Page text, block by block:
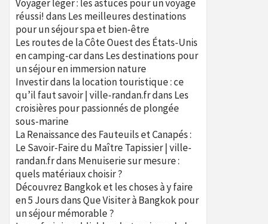
Voyager léger : les astuces pour un voyage
réussi!dans Les meilleures destinations
pour un séjour spa et bien-être
Les routes de la Côte Ouest des États-Unis
en camping-cardans Les destinations pour
un séjour en immersion nature
Investir dans la location touristique : ce
qu’il faut savoir | ville-randan.frdans Les
croisières pour passionnés de plongée
sous-marine
La Renaissance des Fauteuils et Canapés :
Le Savoir-Faire du Maître Tapissier | ville-
randan.frdans Menuiserie sur mesure :
quels matériaux choisir ?
Découvrez Bangkok et les choses à y faire
en 5 JoursdansQue Visiter à Bangkok pour
un séjour mémorable ?